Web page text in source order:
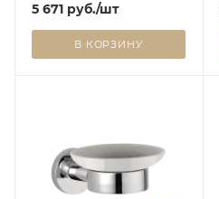
5 671 руб./шт
В КОРЗИНУ